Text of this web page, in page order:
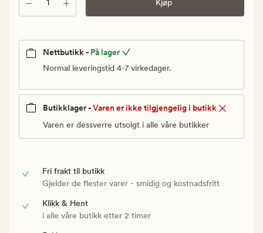
Kjøp
Nettbutikk - På lager
Normal leveringstid 4-7 virkedager.
Butikklager -Varen er ikke tilgjengelig i butikk
Varen er dessverre utsolgt i alle våre butikker
Fri frakt til butikk
Gjelder de flester varer - smidig og kostnadsfritt
Klikk & Hent
i alle våre butikk etter 2 timer